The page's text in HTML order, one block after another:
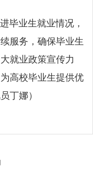
毕业生就业情况，
服务，确保毕业生
就业政策宣传力
高校毕业生提供优
丁娜）